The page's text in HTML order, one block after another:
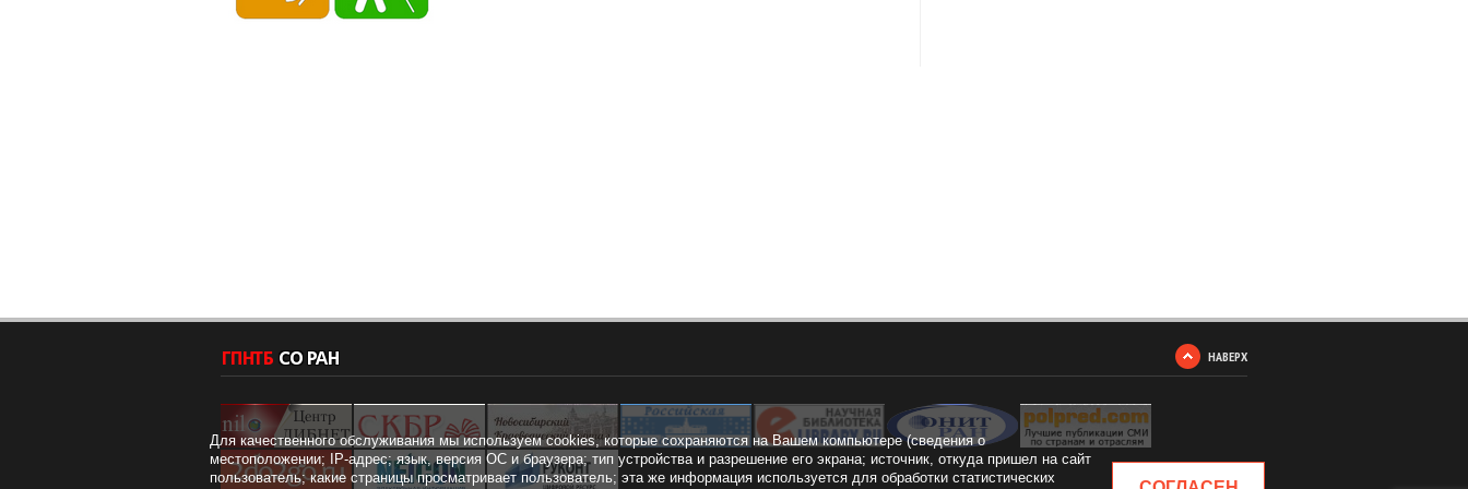
НАВЕРХ
Для качественного обслуживания мы используем cookies, которые сохраняются на Вашем компьютере (сведения о
местоположении; IP-адрес; язык, версия ОС и браузера; тип устройства и разрешение его экрана; источник, откуда пришел на сайт
пользователь; какие страницы просматривает пользователь; эта же информация используется для обработки статистических